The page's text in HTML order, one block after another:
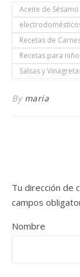
Aceite de Sésamo
Recetas de
Recetas para
Salsas y
By maria
Tu dirección de
campos
Nombre